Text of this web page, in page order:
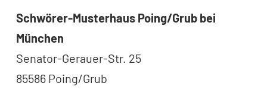
Schwörer-Musterhaus Poing/Grub bei
München
Senator-Gerauer-Str. 25
85586 Poing/Grub